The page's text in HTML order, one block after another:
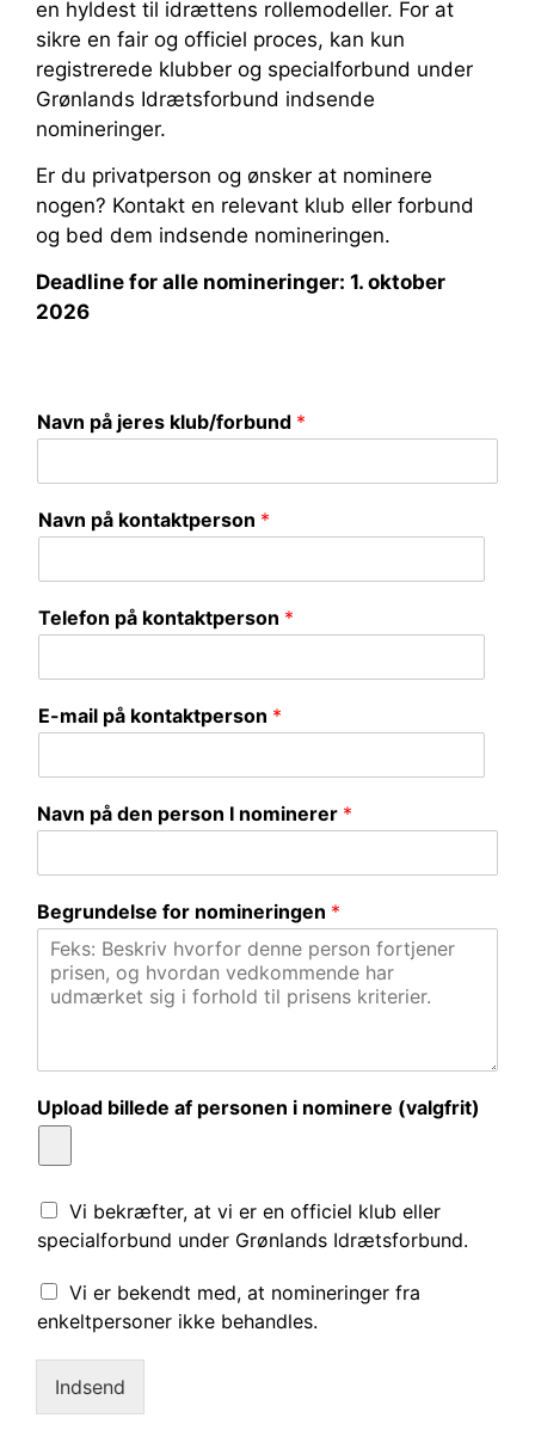
en hyldest til idrættens rollemodeller. For at
sikre en fair og officiel proces, kan kun
registrerede klubber og specialforbund under
Grønlands Idrætsforbund indsende
nomineringer.
Er du privatperson og ønsker at nominere
nogen? Kontakt en relevant klub eller forbund
og bed dem indsende nomineringen.
Deadline for alle nomineringer: 1. oktober
2026
Navn på jeres klub/forbund *
Navn på kontaktperson *
Telefon på kontaktperson *
E-mail på kontaktperson *
Navn på den person I nominerer *
Begrundelse for nomineringen *
Upload billede af personen i nominere (valgfrit)
B
e
k
r
æ
f
s
Vi bekræfter, at vi er en officiel klub eller
specialforbund under Grønlands Idrætsforbund.
B
e
k
r
Vi er bekendt med, at nomineringer fra
enkeltpersoner ikke behandles.
Indsend